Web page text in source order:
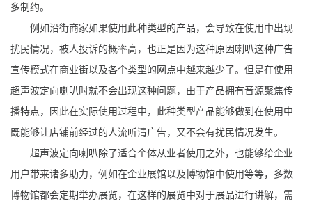
多制约。
例如沿街商家如果使用此种类型的产品，会导致在使用中出现
扰民情况，被人投诉的概率高，也正是因为这种原因喇叭这种广告
宣传模式在商业街以及各个类型的网点中越来越少了。但是在使用
超声波定向喇叭时就不会出现这种问题，由于产品拥有音源聚焦传
播特点，因此在实际使用过程中，此种类型产品能够做到在使用中
既能够让店铺前经过的人流听清广告，又不会有扰民情况发生。
超声波定向喇叭除了适合个体从业者使用之外，也能够给企业
用户带来诸多助力，例如在企业展馆以及博物馆中使用等等，多数
博物馆都会定期举办展览，在这样的展览中对于展品进行讲解，需